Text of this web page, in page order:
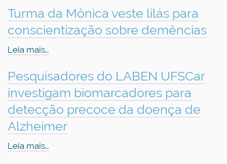
Turma da Mônica veste lilás para
conscientização sobre demências
Leia mais…
Pesquisadores do LABEN UFSCar
investigam biomarcadores para
detecção precoce da doença de
Alzheimer
Leia mais…